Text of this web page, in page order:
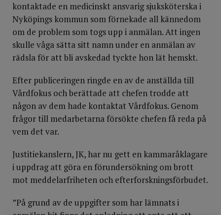
kontaktade en medicinskt ansvarig sjuksköterska i
Nyköpings kommun som förnekade all kännedom
om de problem som togs upp i anmälan. Att ingen
skulle våga sätta sitt namn under en anmälan av
rädsla för att bli avskedad tyckte hon lät hemskt.
Efter publiceringen ringde en av de anställda till
Vårdfokus och berättade att chefen trodde att
någon av dem hade kontaktat Vårdfokus. Genom
frågor till medarbetarna försökte chefen få reda på
vem det var.
Justitiekanslern, JK, har nu gett en kammaråklagare
i uppdrag att göra en förundersökning om brott
mot meddelarfriheten och efterforskningsförbudet.
”På grund av de uppgifter som har lämnats i